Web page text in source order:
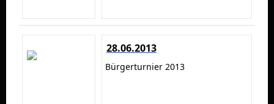
28.06.2013
Bürgerturnier 2013